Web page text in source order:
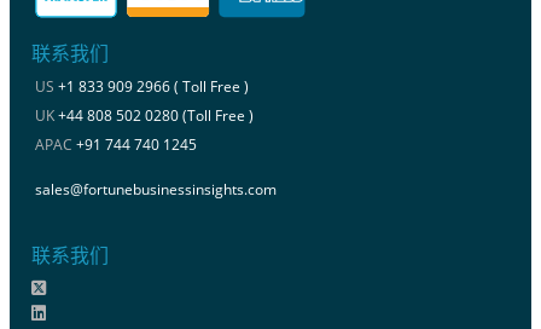
联系我们
US +1 833 909 2966 ( Toll Free )
UK+44 808 502 0280 (Toll Free )
APAC +91 744 740 1245
sales@fortunebusinessinsights.com
联系我们